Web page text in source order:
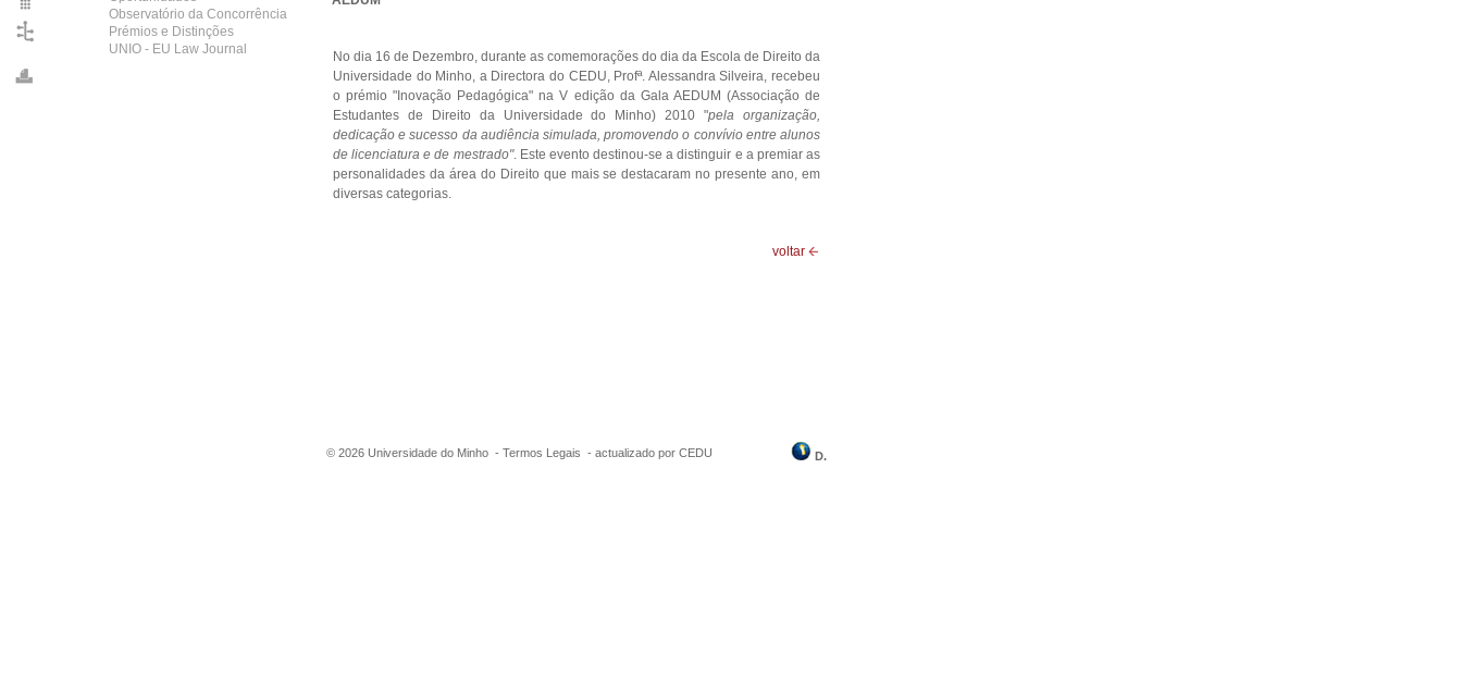
Observatório da Concorrência
Prémios e Distinções
UNIO - EU Law Journal
No dia 16 de Dezembro, durante as comemorações do dia da Escola de Direito da
Universidade do Minho, a Directora do CEDU, Profª. Alessandra Silveira, recebeu
o prémio "Inovação Pedagógica" na V edição da Gala AEDUM (Associação de
Estudantes de Direito da Universidade do Minho) 2010 "pela organização,
dedicação e sucesso da audiência simulada, promovendo o convívio entre alunos
de licenciatura e de mestrado". Este evento destinou-se a distinguir e a premiar as
personalidades da área do Direito que mais se destacaram no presente ano, em
diversas categorias.
voltar
© 2026 Universidade do Minho - Termos Legais - actualizado por CEDU D.